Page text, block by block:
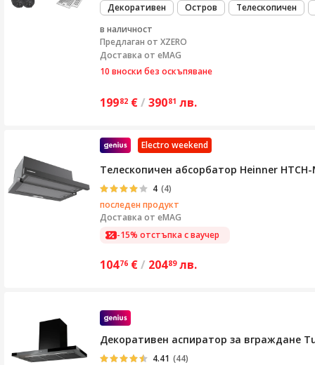
Декоративен
Остров
Телескопичен
в наличност
Предлаган от XZERO
Доставка от eMAG
10 вноски без оскъпяване
19982 €/ 39081 лв.
Electro weekend
Телескопичен абсорбатор Heinner
4 (4)
последен продукт
Доставка от eMAG
-15% отстъпка с ваучер
10476 €/ 20489 лв.
Декоративен аспиратор за вграждане
4.41 (44)